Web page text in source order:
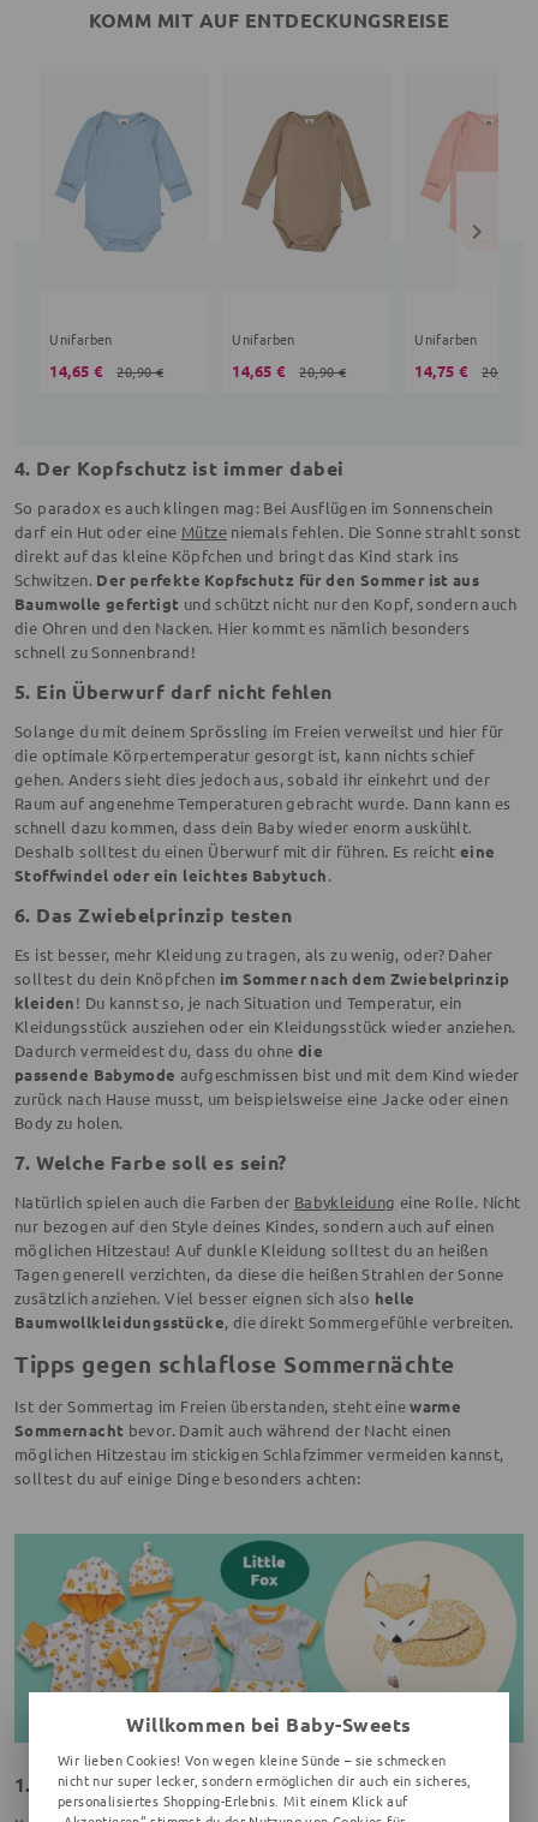
KOMM MIT AUF ENTDECKUNGSREISE
Unifarben
14,65 € 20,90 €
Unifarben
14,65 € 20,90 €
Unifarben
14,75 € 20,90 €
4. Der Kopfschutz ist immer dabei
So paradox es auch klingen mag: Bei Ausflügen im Sonnenschein
darf ein Hut oder eine Mützeniemals fehlen. Die Sonne strahlt sonst
direkt auf das kleine Köpfchen und bringt das Kind stark ins
Schwitzen. Der perfekte Kopfschutz für den Sommer ist aus
Baumwolle gefertigt und schützt nicht nur den Kopf, sondern auch
die Ohren und den Nacken. Hier kommt es nämlich besonders
schnell zu Sonnenbrand!
5. Ein Überwurf darf nicht fehlen
Solange du mit deinem Sprössling im Freien verweilst und hier für
die optimale Körpertemperatur gesorgt ist, kann nichts schief
gehen. Anders sieht dies jedoch aus, sobald ihr einkehrt und der
Raum auf angenehme Temperaturen gebracht wurde. Dann kann es
schnell dazu kommen, dass dein Baby wieder enorm auskühlt.
Deshalb solltest du einen Überwurf mit dir führen. Es reicht eine
Stoffwindel oder ein leichtes Babytuch.
6. Das Zwiebelprinzip testen
Es ist besser, mehr Kleidung zu tragen, als zu wenig, oder? Daher
solltest du dein Knöpfchen im Sommer nach dem Zwiebelprinzip
kleiden! Du kannst so, je nach Situation und Temperatur, ein
Kleidungsstück ausziehen oder ein Kleidungsstück wieder anziehen.
Dadurch vermeidest du, dass du ohnedie
passende Babymode aufgeschmissen bist und mit dem Kind wieder
zurück nach Hause musst, um beispielsweise eine Jacke oder einen
Body zu holen.
7. Welche Farbe soll es sein?
Natürlich spielen auch die Farben der Babykleidung eine Rolle. Nicht
nur bezogen auf den Style deines Kindes, sondern auch auf einen
möglichen Hitzestau! Auf dunkle Kleidung solltest du an heißen
Tagen generell verzichten, da diese die heißen Strahlen der Sonne
zusätzlich anziehen. Viel besser eignen sich also helle
Baumwollkleidungsstücke, die direkt Sommergefühle verbreiten.
Tipps gegen schlaflose Sommernächte
Ist der Sommertag im Freien überstanden, steht einewarme
Sommernacht bevor. Damit auch während der Nacht einen
möglichen Hitzestau im stickigen Schlafzimmer vermeiden kannst,
solltest du auf einige Dinge besonders achten:
1. Richtiges Lüften
Willkommen bei Baby-Sweets
Wir lieben Cookies! Von wegen kleine Sünde – sie schmecken
nicht nur super lecker, sondern ermöglichen dir auch ein sicheres,
personalisiertes Shopping-Erlebnis. Mit einem Klick auf